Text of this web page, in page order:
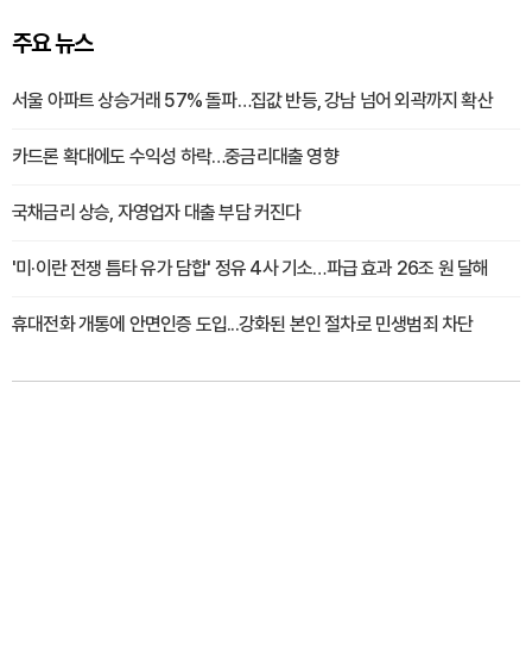
주요 뉴스
서울 아파트 상승거래 57% 돌파…집값 반등, 강남 넘어 외곽까지 확산
카드론 확대에도 수익성 하락…중금리대출 영향
국채금리 상승, 자영업자 대출 부담 커진다
'미·이란 전쟁 틈타 유가 담합' 정유 4사 기소…파급 효과 26조 원 달해
휴대전화 개통에 안면인증 도입...강화된 본인 절차로 민생범죄 차단